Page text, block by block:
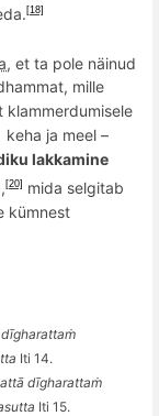
[18]
, et ta pole näinud
mille
klammerdumisele
keha ja meel –
lakkamine
, [20]
mida selgitab
kümnest
gharattaṁ
Iti 14.
dīgharattaṁ
Iti 15.